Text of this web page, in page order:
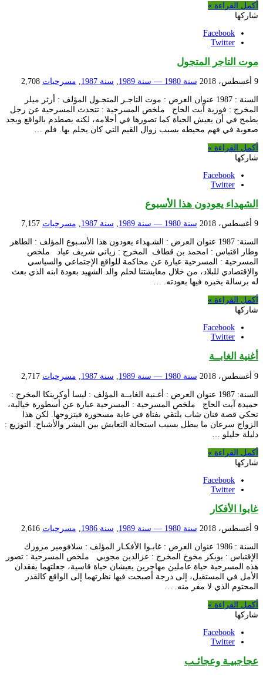
أكمل القراءة »
شاركها
Facebook
Twitter
موت التاجر المتجول
9 أغسطس، 2018 سنة 1980 — سنة 1989 , سنة 1987 , مسرحيات 2,708
السنة : 1987 عنوان العرض : موت التاجـر المتجـول المؤلف : أرثر ميلر
المخرج : فوزية آيت الحاج ملخص المسرحية : تتحدث المسرحية عن رجل
يطمح في أن يعيش الحياة كما تصورها في أحلامه، لكنه يصطدم بالواقع ويجد
صعوبة في فهم محيطه بسبب زوال القيم التي كان يحلم بها. فلم …
أكمل القراءة »
شاركها
Facebook
Twitter
الشهداء يعودون هذا الأسبوع
9 أغسطس، 2018 سنة 1980 — سنة 1989 , سنة 1987 , مسرحيات 7,157
السنة: 1987 عنوان العرض : الشـهداء يعودون هذا الأسـبوع المؤلف : الطاهر
وطار اقتباس : امحمد بن قطاف المخرج : زياني شريف عياد ملخص
المسرحية : المسرحية عبارة عن محاكمة للواقع الإجتماعي والسياسي
والإقتصادي للبلاد، من خلال معايشتنا لحلم والد الشهيد بعودة ابنه الذي بعث
له برسالة يخبره فيها بعودته. …
أكمل القراءة »
شاركها
Facebook
Twitter
أغنية الغابــة
9 أغسطس، 2018 سنة 1980 — سنة 1989 سنة 1987 مسرحيات 2,717
السنة: 1987 عنوان العرض : أغـنية الغابــة المؤلف : ليسا أوكرينكا المخرج :
حميدة آيت الحاج ملخص المسرحية : المسرحية عبارة عن أسطورة خيالية،
تحكي قصة فنان شاب يلتقي بفتاة في غابة مسحورة فيتزوجها. لكن هذا
الزواج سرعان ما يبطل بسبب استحالة التعايش بين البشر والأشباح. التوزيع :
دليلة حليلو …
أكمل القراءة »
شاركها
Facebook
Twitter
غابوا الأفكار
9 أغسطس، 2018 سنة 1980 — سنة 1989 سنة 1986 مسرحيات 2,616
السنة : 1986 عنوان العرض : غابـوا الأفكـار المؤلف : سلافومير مروزك
الإقتباس : بوبكر مخوخ المخرج : عزالدين مجوبي ملخص المسرحية : تصور
هذه المسرحية حياة عاملين مهاجرين يعيشان حياة قاسية، جعلتهما يفقدان
الأمل في المستقبل، إلى درجة أصبحت فيها نظرتهما إلى الواقع كالقدر
المحتوم الذي لا مفر منه. …
أكمل القراءة »
شاركها
Facebook
Twitter
عجاجبيـة وعجائـب